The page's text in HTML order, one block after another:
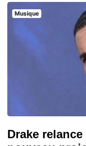
Musique
Drake